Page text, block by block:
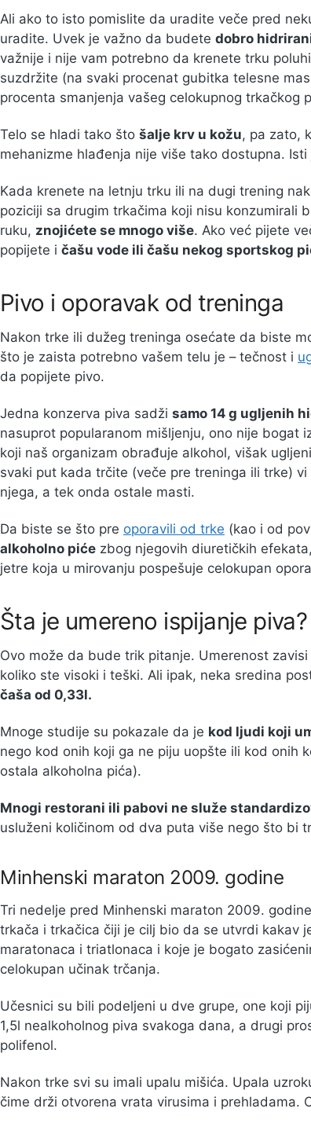
Ali ako to isto pomislite da uradite veče pred
uradite. Uvek je važno da budete dobro
važnije i nije vam potrebno da krenete trku
suzdržite (na svaki procenat gubitka telesne
procenta smanjenja vašeg celokupnog trkačkog
Telo se hladi tako što šalje krv u kožu, pa zato,
mehanizme hlađenja nije više tako dostupna.
Kada krenete na letnju trku ili na dugi trening
poziciji sa drugim trkačima koji nisu konzumirali
ruku, znojićete se mnogo više. Ako već pijete
popijete i čašu vode ili čašu nekog sportskog
Pivo i oporavak od treninga
Nakon trke ili dužeg treninga osećate da biste
što je zaista potrebno vašem telu je – tečnost i
da popijete pivo.
Jedna konzerva piva sadži samo 14 g ugljenih
nasuprot popularanom mišljenju, ono nije bogat
koji naš organizam obrađuje alkohol, višak
svaki put kada trčite (veče pre treninga ili trke)
njega, a tek onda ostale masti.
Da biste se što pre oporavili od trke (kao i od
alkoholno piće zbog njegovih diuretičkih
jetre koja u mirovanju pospešuje celokupan
Šta je umereno ispijanje piva?
Ovo može da bude trik pitanje. Umerenost
koliko ste visoki i teški. Ali ipak, neka sredina
čaša od 0,33l.
Mnoge studije su pokazale da je kod ljudi koji
nego kod onih koji ga ne piju uopšte ili kod onih
ostala alkoholna pića).
Mnogi restorani ili pabovi ne služe
usluženi količinom od dva puta više nego što bi
Minhenski maraton 2009. godine
Tri nedelje pred Minhenski maraton 2009.
trkača i trkačica čiji je cilj bio da se utvrdi kakav
maratonaca i triatlonaca i koje je bogato
celokupan učinak trčanja.
Učesnici su bili podeljeni u dve grupe, one koji
1,5l nealkoholnog piva svakoga dana, a drugi
polifenol.
Nakon trke svi su imali upalu mišića. Upala
čime drži otvorena vrata virusima i prehladama.